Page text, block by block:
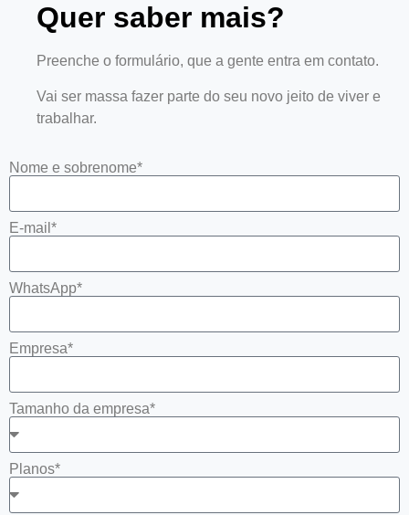
Quer saber mais?
Preenche o formulário, que a gente entra em contato.
Vai ser massa fazer parte do seu novo jeito de viver e
trabalhar.
Nome e sobrenome*
E-mail*
WhatsApp*
Empresa*
Tamanho da empresa*
Planos*